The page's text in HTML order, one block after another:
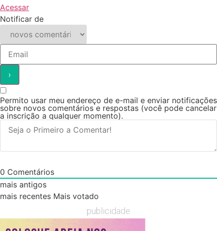
Acessar
Notificar de
Permito usar meu endereço de e-mail e enviar notificações
sobre novos comentários e respostas (você pode cancelar
a inscrição a qualquer momento).
0 Comentários
mais antigos
mais recentes Mais votado
publicidade